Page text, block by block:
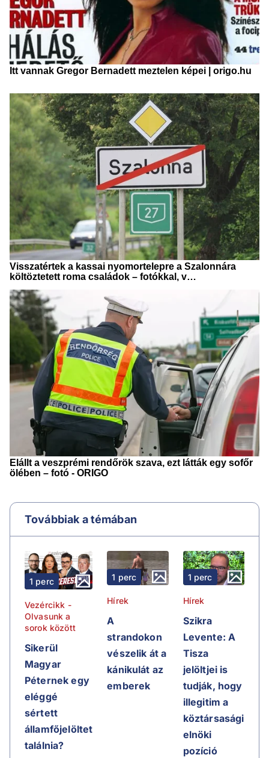
Továbbiak a témában
1 perc
Vezércikk -
Olvasunk a
sorok között
Sikerül
Magyar
Péternek egy
eléggé
sértett
államfőjelöltet
találnia?
1 perc
Hírek
A
strandokon
vészelik át a
kánikulát az
emberek
1 perc
Hírek
Szikra
Levente: A
Tisza
jelöltjei is
tudják, hogy
illegitim a
köztársasági
elnöki
pozíció